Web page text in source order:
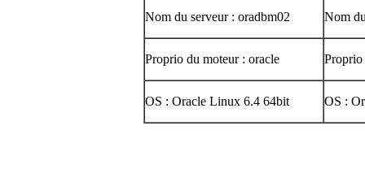
Nom du serveur : oradbm02 Nom
Proprio du moteur : oracle Proprio
OS : Oracle Linux 6.4 64bit OS :